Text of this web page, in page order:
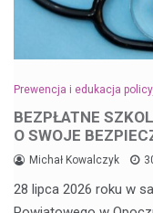
Prewencja i edukacja
BEZPŁATNE
O SWOJE
Michał Kowalczyk
28 lipca 2026 roku w